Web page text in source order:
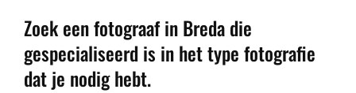
Zoek een fotograaf in Breda die
gespecialiseerd is in het type fotografie
dat je nodig hebt.